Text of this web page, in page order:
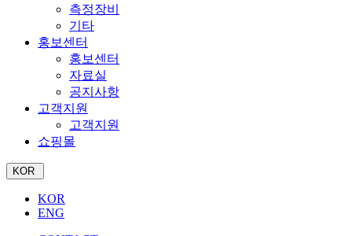
측정장비
기타
홍보센터
홍보센터
자료실
공지사항
고객지원
고객지원
쇼핑몰
KOR
KOR
ENG